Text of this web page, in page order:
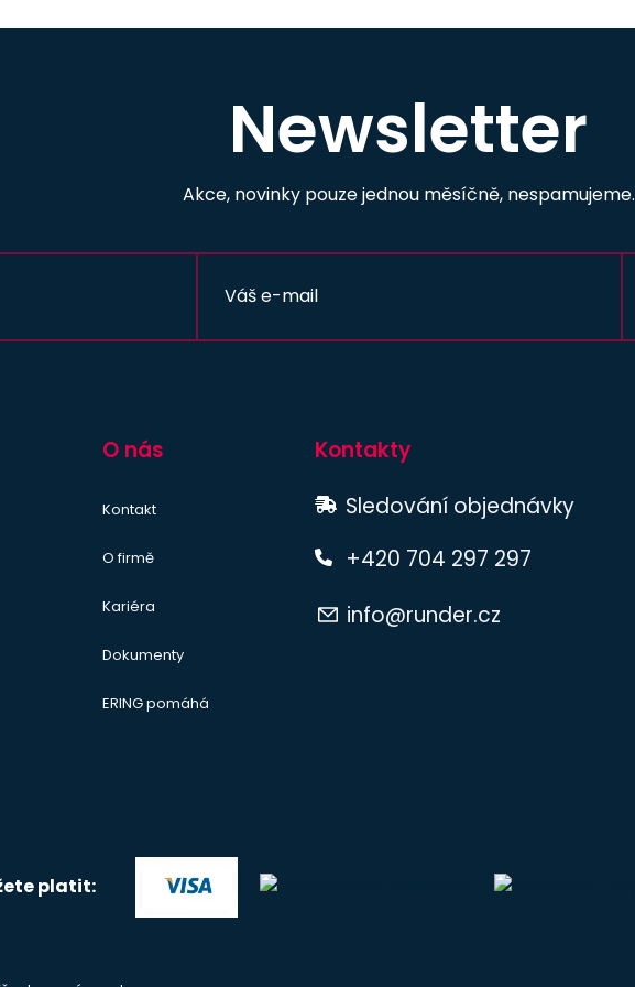
Newsletter
Akce, novinky pouze jednou měsíčně, nespamujeme.
O nás
Kontakt
O firmě
Kariéra
Dokumenty
ERING pomáhá
Kontakty
Sledování objednávky
+420 704 297 297
info@runder.cz
platit: